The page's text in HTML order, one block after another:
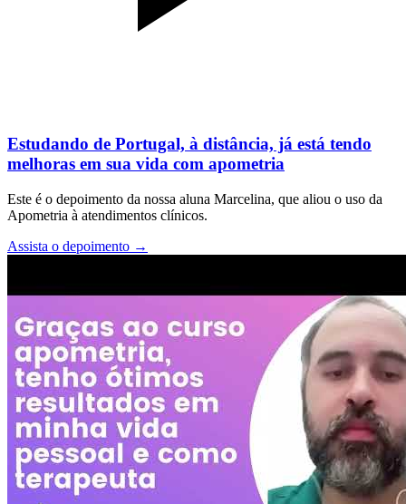
Estudando de Portugal, à distância, já está tendo
melhoras em sua vida com apometria
Este é o depoimento da nossa aluna Marcelina, que aliou o uso da
Apometria à atendimentos clínicos.
Assista o depoimento →